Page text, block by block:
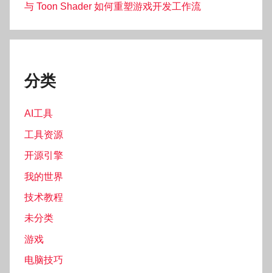
与 Toon Shader 如何重塑游戏开发工作流
分类
AI工具
工具资源
开源引擎
我的世界
技术教程
未分类
游戏
电脑技巧